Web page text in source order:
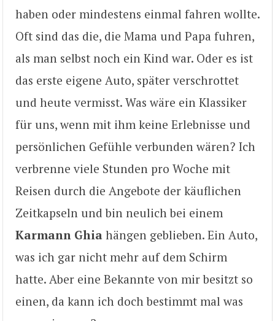
haben oder mindestens einmal fahren wollte.
Oft sind das die, die Mama und Papa fuhren,
als man selbst noch ein Kind war. Oder es ist
das erste eigene Auto, später verschrottet
und heute vermisst. Was wäre ein Klassiker
für uns, wenn mit ihm keine Erlebnisse und
persönlichen Gefühle verbunden wären? Ich
verbrenne viele Stunden pro Woche mit
Reisen durch die Angebote der käuflichen
Zeitkapseln und bin neulich bei einem
Karmann Ghia hängen geblieben. Ein Auto,
was ich gar nicht mehr auf dem Schirm
hatte. Aber eine Bekannte von mir besitzt so
einen, da kann ich doch bestimmt mal was